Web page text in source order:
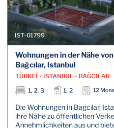
IST-01799
Wohnungen in der Nähe
Bağcılar, Istanbul
TÜRKEİ - ISTANBUL - BAĞCILAR
1, 2, 3
1, 2 12
Die Wohnungen in Bağcılar,
ihre Nähe zu öffentlichen
Annehmlichkeiten aus und